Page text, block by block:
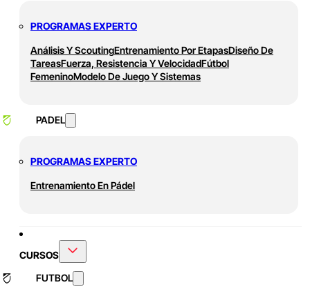
PROGRAMAS EXPERTO
Análisis Y ScoutingEntrenamiento Por EtapasDiseño De
TareasFuerza, Resistencia Y VelocidadFútbol
FemeninoModelo De Juego Y Sistemas
PADEL
PROGRAMAS EXPERTO
Entrenamiento En Pádel
CURSOS
FUTBOL